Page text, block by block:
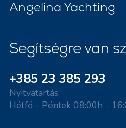
Angelina Yachting
Segítségre van
+385 23 385 293
Nyitvatartás:
Hétfő - Péntek 08:00h -